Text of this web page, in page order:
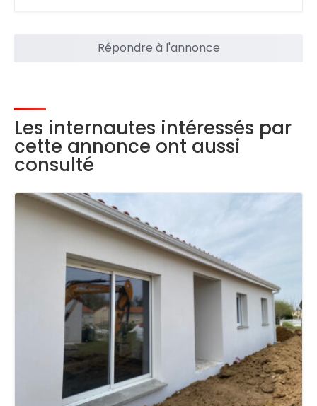
Répondre à l'annonce
Les internautes intéressés par
cette annonce ont aussi
consulté